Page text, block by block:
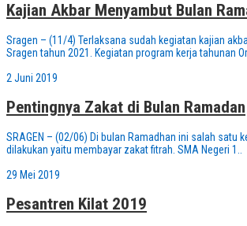
Kajian Akbar Menyambut Bulan
Sragen – (11/4) Terlaksana sudah kegiatan kajian
Sragen tahun 2021. Kegiatan program kerja tahunan
2 Juni 2019
Pentingnya Zakat di Bulan Ramadan
SRAGEN – (02/06) Di bulan Ramadhan ini salah satu
dilakukan yaitu membayar zakat fitrah. SMA Negeri 1..
29 Mei 2019
Pesantren Kilat 2019